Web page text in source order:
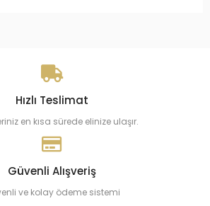
Hızlı Teslimat
en kısa sürede elinize ulaşır.
Güvenli Alışveriş
ve kolay ödeme sistemi